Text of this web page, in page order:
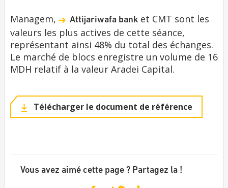
Managem,
Attijariwafa bank et CMT sont les
valeurs les plus actives de cette séance,
représentant ainsi 48% du total des échanges.
Le marché de blocs enregistre un volume de 16
MDH relatif à la valeur Aradei Capital.
Télécharger le document de référence
Vous avez aimé cette page ? Partagez la !